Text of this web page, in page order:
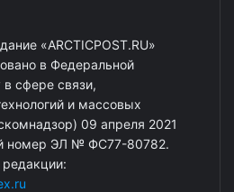
«ARCTICPOST.RU»
в Федеральной
сфере связи,
и массовых
09 апреля 2021
номер ЭЛ № ФС77-80782.
редакции: